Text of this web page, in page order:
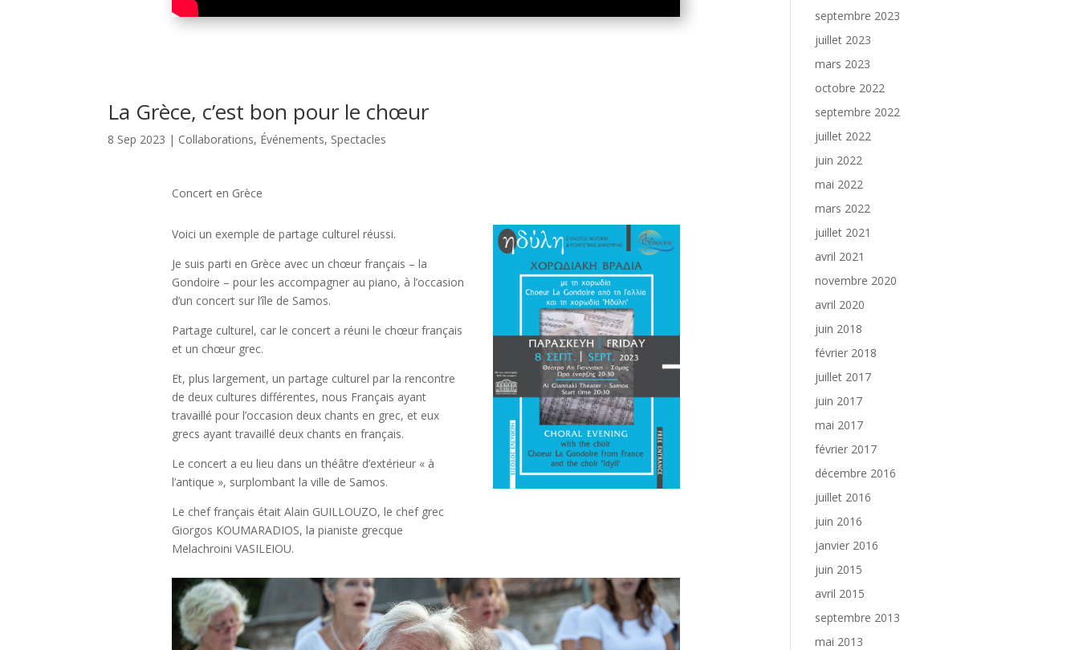
La Grèce, c’est bon pour le chœur
8 Sep 2023 | Collaborations, Événements, Spectacles
Concert en Grèce
Voici un exemple de partage culturel réussi.
Je suis parti en Grèce avec un chœur français – la
Gondoire – pour les accompagner au piano, à l’occasion
d’un concert sur l’île de Samos.
Partage culturel, car le concert a réuni le chœur français
et un chœur grec.
Et, plus largement, un partage culturel par la rencontre
de deux cultures différentes, nous Français ayant
travaillé pour l’occasion deux chants en grec, et eux
grecs ayant travaillé deux chants en français.
Le concert a eu lieu dans un théâtre d’extérieur « à
l’antique », surplombant la ville de Samos.
Le chef français était Alain GUILLOUZO, le chef grec
Giorgos KOUMARADIOS, la pianiste grecque
Melachroini VASILEIOU.
septembre 2023
juillet 2023
mars 2023
octobre 2022
septembre 2022
juillet 2022
juin 2022
mai 2022
mars 2022
juillet 2021
avril 2021
novembre 2020
avril 2020
juin 2018
février 2018
juillet 2017
juin 2017
mai 2017
février 2017
décembre 2016
juillet 2016
juin 2016
janvier 2016
juin 2015
avril 2015
septembre 2013
mai 2013